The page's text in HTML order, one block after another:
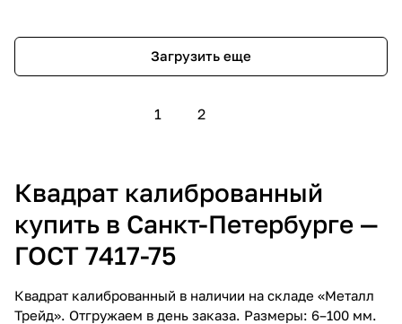
Загрузить еще
1 2
Квадрат калиброванный
купить в Санкт-Петербурге —
ГОСТ 7417-75
Квадрат калиброванный в наличии на складе «Металл
Трейд». Отгружаем в день заказа. Размеры: 6–100 мм.